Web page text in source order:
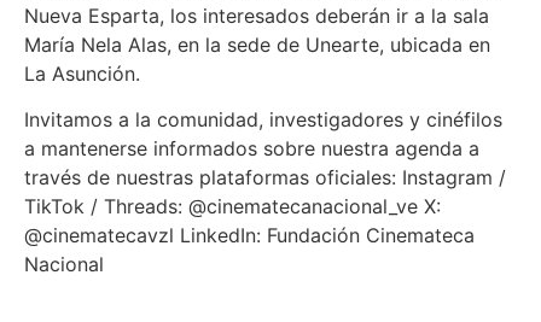
Nueva Esparta, los interesados deberán ir a la sala
María Nela Alas, en la sede de Unearte, ubicada en
La Asunción.
Invitamos a la comunidad, investigadores y cinéfilos
a mantenerse informados sobre nuestra agenda a
través de nuestras plataformas oficiales: Instagram /
TikTok / Threads: @cinematecanacional_ve X:
@cinematecavzl LinkedIn: Fundación Cinemateca
Nacional